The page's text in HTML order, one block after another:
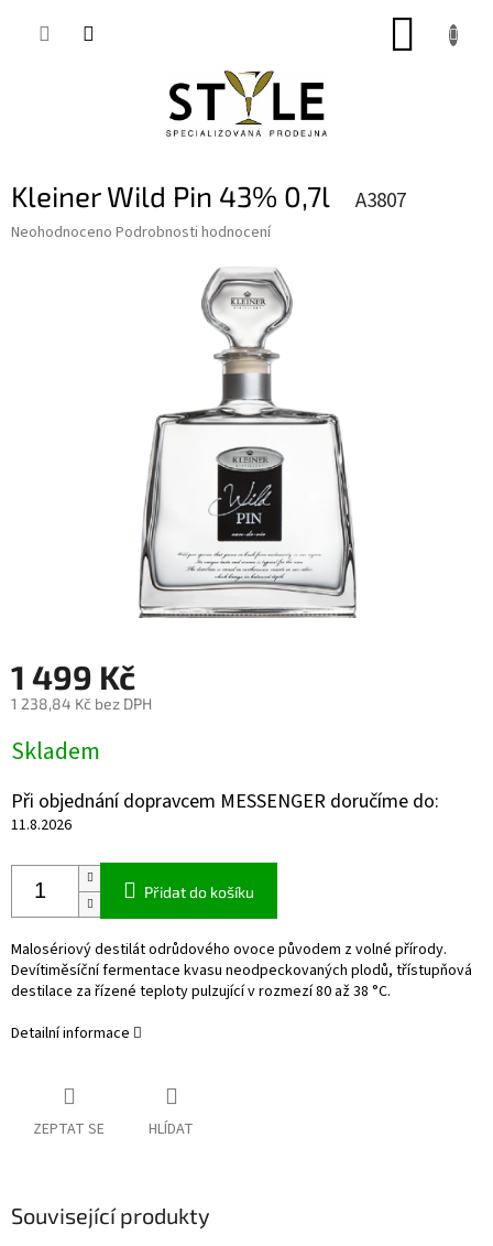
Kleiner Wild Pin 43% 0,7l A3807
Průměrné
Neohodnoceno Podrobnosti hodnocení
1 499 Kč
1 238,84 Kč bez DPH
cena:
Skladem
Při objednání dopravcem MESSENGER doručíme do:
11.8.2026
Přidat do košíku
Malosériový destilát odrůdového ovoce původem z volné přírody.
Devítiměsíční fermentace kvasu neodpeckovaných plodů, třístupňová
destilace za řízené teploty pulzující v rozmezí 80 až 38 °C.
Detailní informace
ZEPTAT SE HLÍDAT
Související produkty